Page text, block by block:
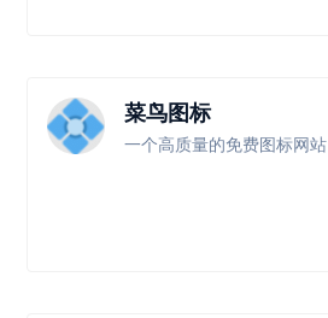
菜鸟图标
一个高质量的免费图标网站